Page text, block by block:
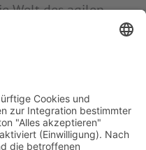
Welt des agilen
zur
Buch wertvolle
erfolgreich auf dem
werden.